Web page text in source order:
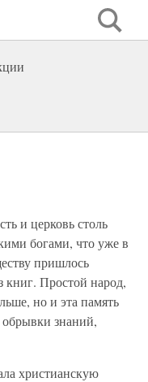
и церковь столь
богами, что уже в
пришлось
книг. Простой народ,
но и эта память
знаний,
христианскую